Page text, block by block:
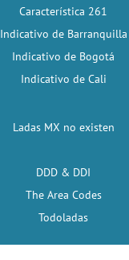
Característica 261
Indicativo de Barranquilla
Indicativo de Bogotá
Indicativo de Cali
Ladas MX no existen
DDD & DDI
The Area Codes
Todoladas